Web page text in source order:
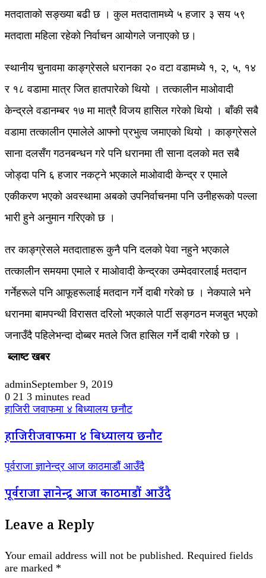
मतदाताको सङ्ख्या बढी छ । कुल मतदातामध्ये ५ हजार ३ सय ५९
मतदाता महिला रहेको निर्वाचन आयोगले जनाएको छ।
स्थानीय चुनावमा काङ्ग्रेसले धरानका २० वटा वडामध्ये १, २, ५, १४
र १८ वडामा मात्र जित हातपारेको थियो । तत्कालीन माओवादी
केन्द्रले वडानम्बर १७ मा मात्रै विजय हासिल गरेको थियो । बाँकी सबै
वडामा तत्कालीन एमालेले आफ्नो प्रभुत्व जमाएको थियो । काङ्ग्रेसले
साना दलसँग गठनबन्धन गरे पनि धरानमा ती साना दलको मत सबै
जोड्दा पनि ६ हजार नकट्ने भएकाले माओवादी केन्द्र र एमाले
एकीकरण भएको अवस्थामा अबको उपनिर्वाचनमा पनि उनीहरूको पल्ला
भारी हुने अनुमान गरिएको छ ।
तर काङ्ग्रेसले मतदाताहरू कुनै पनि दलको पेवा नहुने भएकाले
तत्कालीन समयमा एमाले र माओवादी केन्द्रका उम्मेदवारलाई मतदान
गर्नेहरूले पनि आफूहरूलाई मतदान गर्ने दाबी गरेको छ । नेकपाले भने
धरानमा बामपन्थी विरासत दरिलो भएकाले पार्टी सङ्गठन मजबुत भएको
जनाउँदै पहिलेभन्दा दोब्बर मतले जित हासिल गर्ने दाबी गरेको छ ।
ब्लाष्ट खबर
adminSeptember 9, 2019
0 21 3 minutes read
हाजिरी जवाफमा ४ बिध्यालय छनौट
हाजिरी जवाफमा ४ बिध्यालय छनौट
पूर्वराजा ज्ञानेन्द्र आज काठमाडौं आउँदै
पूर्वराजा ज्ञानेन्द्र आज काठमाडौं आउँदै
Leave a Reply
Your email address will not be published. Required fields
are marked *